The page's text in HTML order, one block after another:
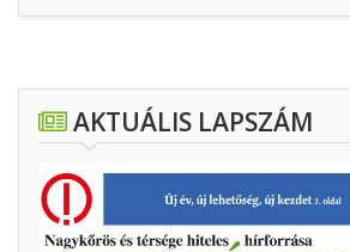
AKTUÁLIS LAPSZÁM